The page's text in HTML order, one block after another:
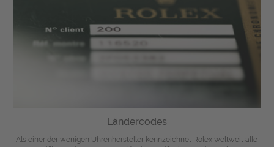
Ländercodes
Als einer der wenigen Uhrenhersteller kennzeichnet Rolex weltweit alle